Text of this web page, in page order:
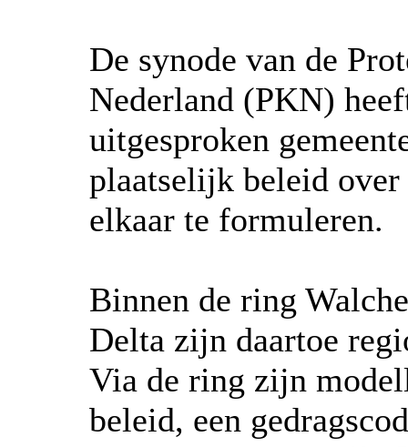
De synode van de
Nederland (PKN)
uitgesproken
plaatselijk beleid
elkaar te formuleren.
Binnen de ring
Delta zijn daartoe
Via de ring zijn
beleid, een